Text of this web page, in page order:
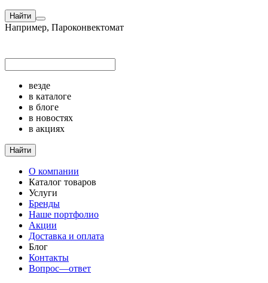
Найти
Например, Пароконвектомат
везде
в каталоге
в блоге
в новостях
в акциях
Найти
О компании
Каталог товаров
Услуги
Бренды
Наше портфолио
Акции
Доставка и оплата
Блог
Контакты
Вопрос—ответ